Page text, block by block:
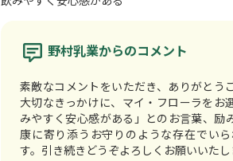
野村乳業からのコメント
素敵なコメントをいただき、ありがとう
大切なきっかけに、マイ・フローラをお
みやすく安心感がある」とのお言葉、励
康に寄り添うお守りのような存在でい
す。引き続きどうぞよろしくお